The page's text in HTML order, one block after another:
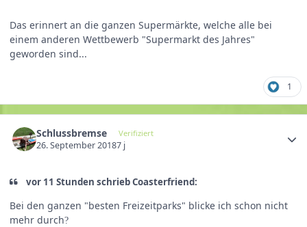
Das erinnert an die ganzen Supermärkte, welche alle bei
einem anderen Wettbewerb "Supermarkt des Jahres"
geworden sind...
1
Schlussbremse Verifiziert
26. September 20187 j
vor 11 Stunden schrieb Coasterfriend:
Bei den ganzen "besten Freizeitparks" blicke ich schon nicht
mehr durch?